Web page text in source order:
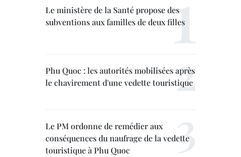
Le ministère de la Santé propose des
subventions aux familles de deux filles
Phu Quoc : les autorités mobilisées après
le chavirement d'une vedette touristique
Le PM ordonne de remédier aux
conséquences du naufrage de la vedette
touristique à Phu Quoc